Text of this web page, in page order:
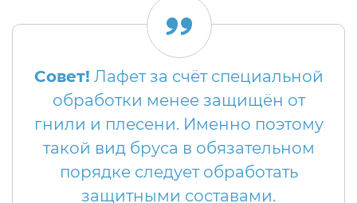
Совет! Лафет за счёт специальной
обработки менее защищён от
гнили и плесени. Именно поэтому
такой вид бруса в обязательном
порядке следует обработать
защитными составами.